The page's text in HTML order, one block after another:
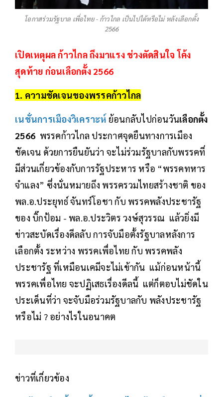
โอกาสร่วมรัฐบาล เพื่อไทย - ก้าวไกล เป็นไปได้หรือไม่ หลังเลือกตั้ง
2566
เปิดเหตุผล ก้าวไกล ถึงมาแรง ช่วงตัดสินใจ โค้ง
สุดท้าย ก่อนเลือกตั้ง 2566
1. ความชัดเจนของพรรคก้าวไกล
เนชั่นการเมืองวิเคราะห์ ย้อนกลับไปก่อนวันเลือกตั้ง
2566 พรรคก้าวไกล ประกาศจุดยืนทางการเมือง
ชัดเจน ด้วยการยืนยันว่า จะไม่ร่วมรัฐบาลกับพรรคที่
มีส่วนเกี่ยวข้องกับการรัฐประหาร หรือ “พรรคทหาร
จำแลง” ซึ่งนั่นหมายถึง พรรครวมไทยสร้างชาติ ของ
พล.อ.ประยุทธ์ จันทร์โอชา กับ พรรคพลังประชารัฐ
ของ บิ๊กป้อม - พล.อ.ประวิตร วงษ์สุวรรณ แล้วยิ่งมี
ข่าวสะบัดเรื่องดีลลับ การจับมือตั้งรัฐบาลหลังการ
เลือกตั้ง ระหว่าง พรรคเพื่อไทย กับ พรรคพลัง
ประชารัฐ ที่เหมือนเคมีจะไม่เข้ากัน แม้ก่อนหน้านี้
พรรคเพื่อไทย จะปฏิเสธเรื่องดีลนี้ แต่ก็ตอบไม่ชัดใน
ประเด็นที่ว่า จะจับมือร่วมรัฐบาลกับ พลังประชารัฐ
หรือไม่ ? อย่างไรในอนาคต
ข่าวที่เกี่ยวข้อง